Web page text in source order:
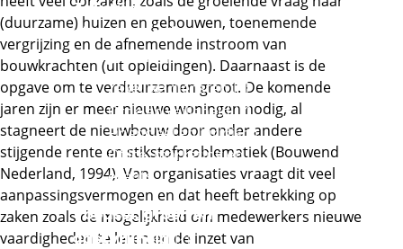
Zakelijke
dienstverlening en
veiligheid
Externe link
Zakelijke diensten
Externe link
Orde en veiligheid
Externe link
Financieel en juridisch
Office, marketing en
events
Voedsel, groen en
gastvrijheid
Externe link
(duurzame) huizen en gebouwen, toenemende
vergrijzing en de afnemende instroom van
bouwkrachten (uit opleidingen). Daarnaast is de
opgave om te verduurzamen groot. De komende
jaren zijn er meer nieuwe woningen nodig, al
stagneert de nieuwbouw door onder andere
stijgende rente en stikstofproblematiek (Bouwend
Nederland, 1994). Van organisaties vraagt dit veel
aanpassingsvermogen en dat heeft betrekking op
zaken zoals de mogelijkheid om medewerkers nieuwe
vaardigheden te leren en de inzet van